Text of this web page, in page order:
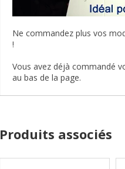
Ne commandez plus vos
!
Vous avez déjà commandé
au bas de la page.
Produits associés